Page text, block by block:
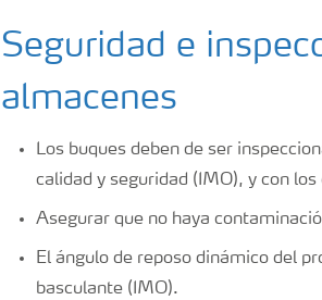
Seguridad e
almacenes
Los buques deben de ser
calidad y seguridad (IMO), y con
Asegurar que no haya
El ángulo de reposo dinámico del
basculante (IMO).